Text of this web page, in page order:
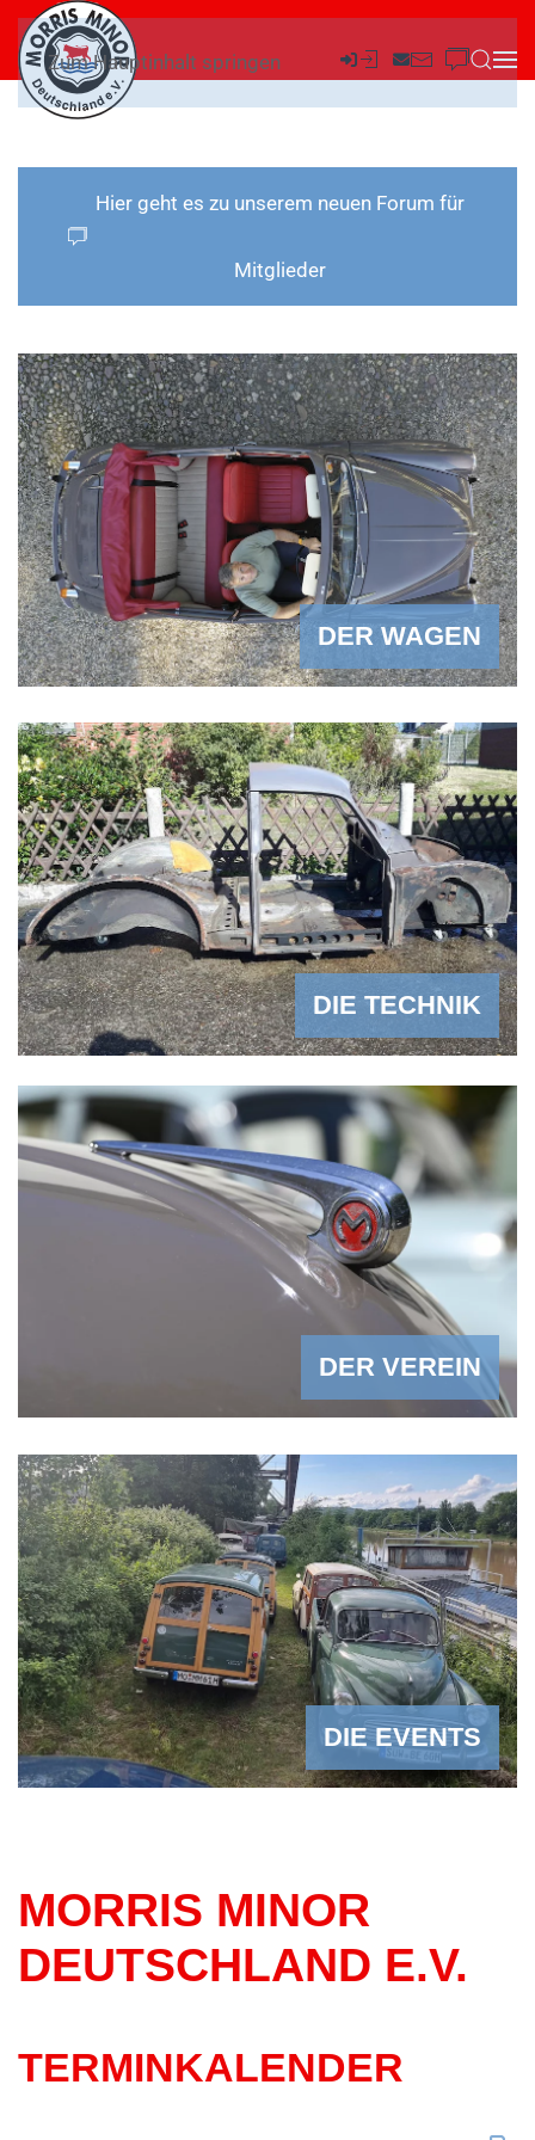
Zum Hauptinhalt springen
Hier geht es zu unserem neuen Forum für
Mitglieder
DER WAGEN
DIE TECHNIK
DER VEREIN
DIE EVENTS
MORRIS MINOR
DEUTSCHLAND E.V.
TERMINKALENDER